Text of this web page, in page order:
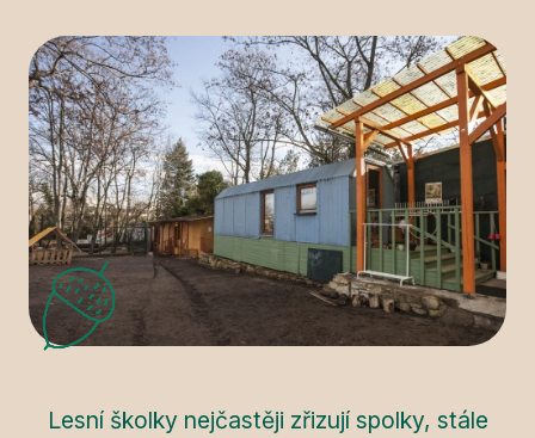
Lesní školky nejčastěji zřizují spolky, stále